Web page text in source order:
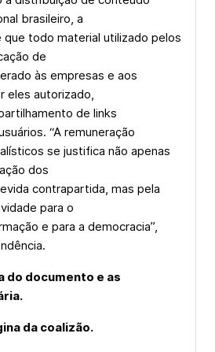
brasileiro, a
todo material utilizado pelos
de
às empresas e aos
eles autorizado,
de links
“A remuneração
se justifica não apenas
dos
contrapartida, mas pela
para o
e para a democracia”,
do documento e as
da coalizão.